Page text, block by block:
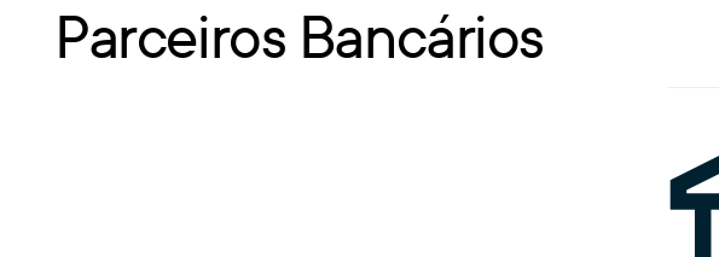
Parceiros Bancários